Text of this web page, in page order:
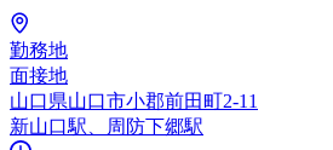
勤務地
面接地
山口県山口市小郡前田町2-11
新山口駅、周防下郷駅